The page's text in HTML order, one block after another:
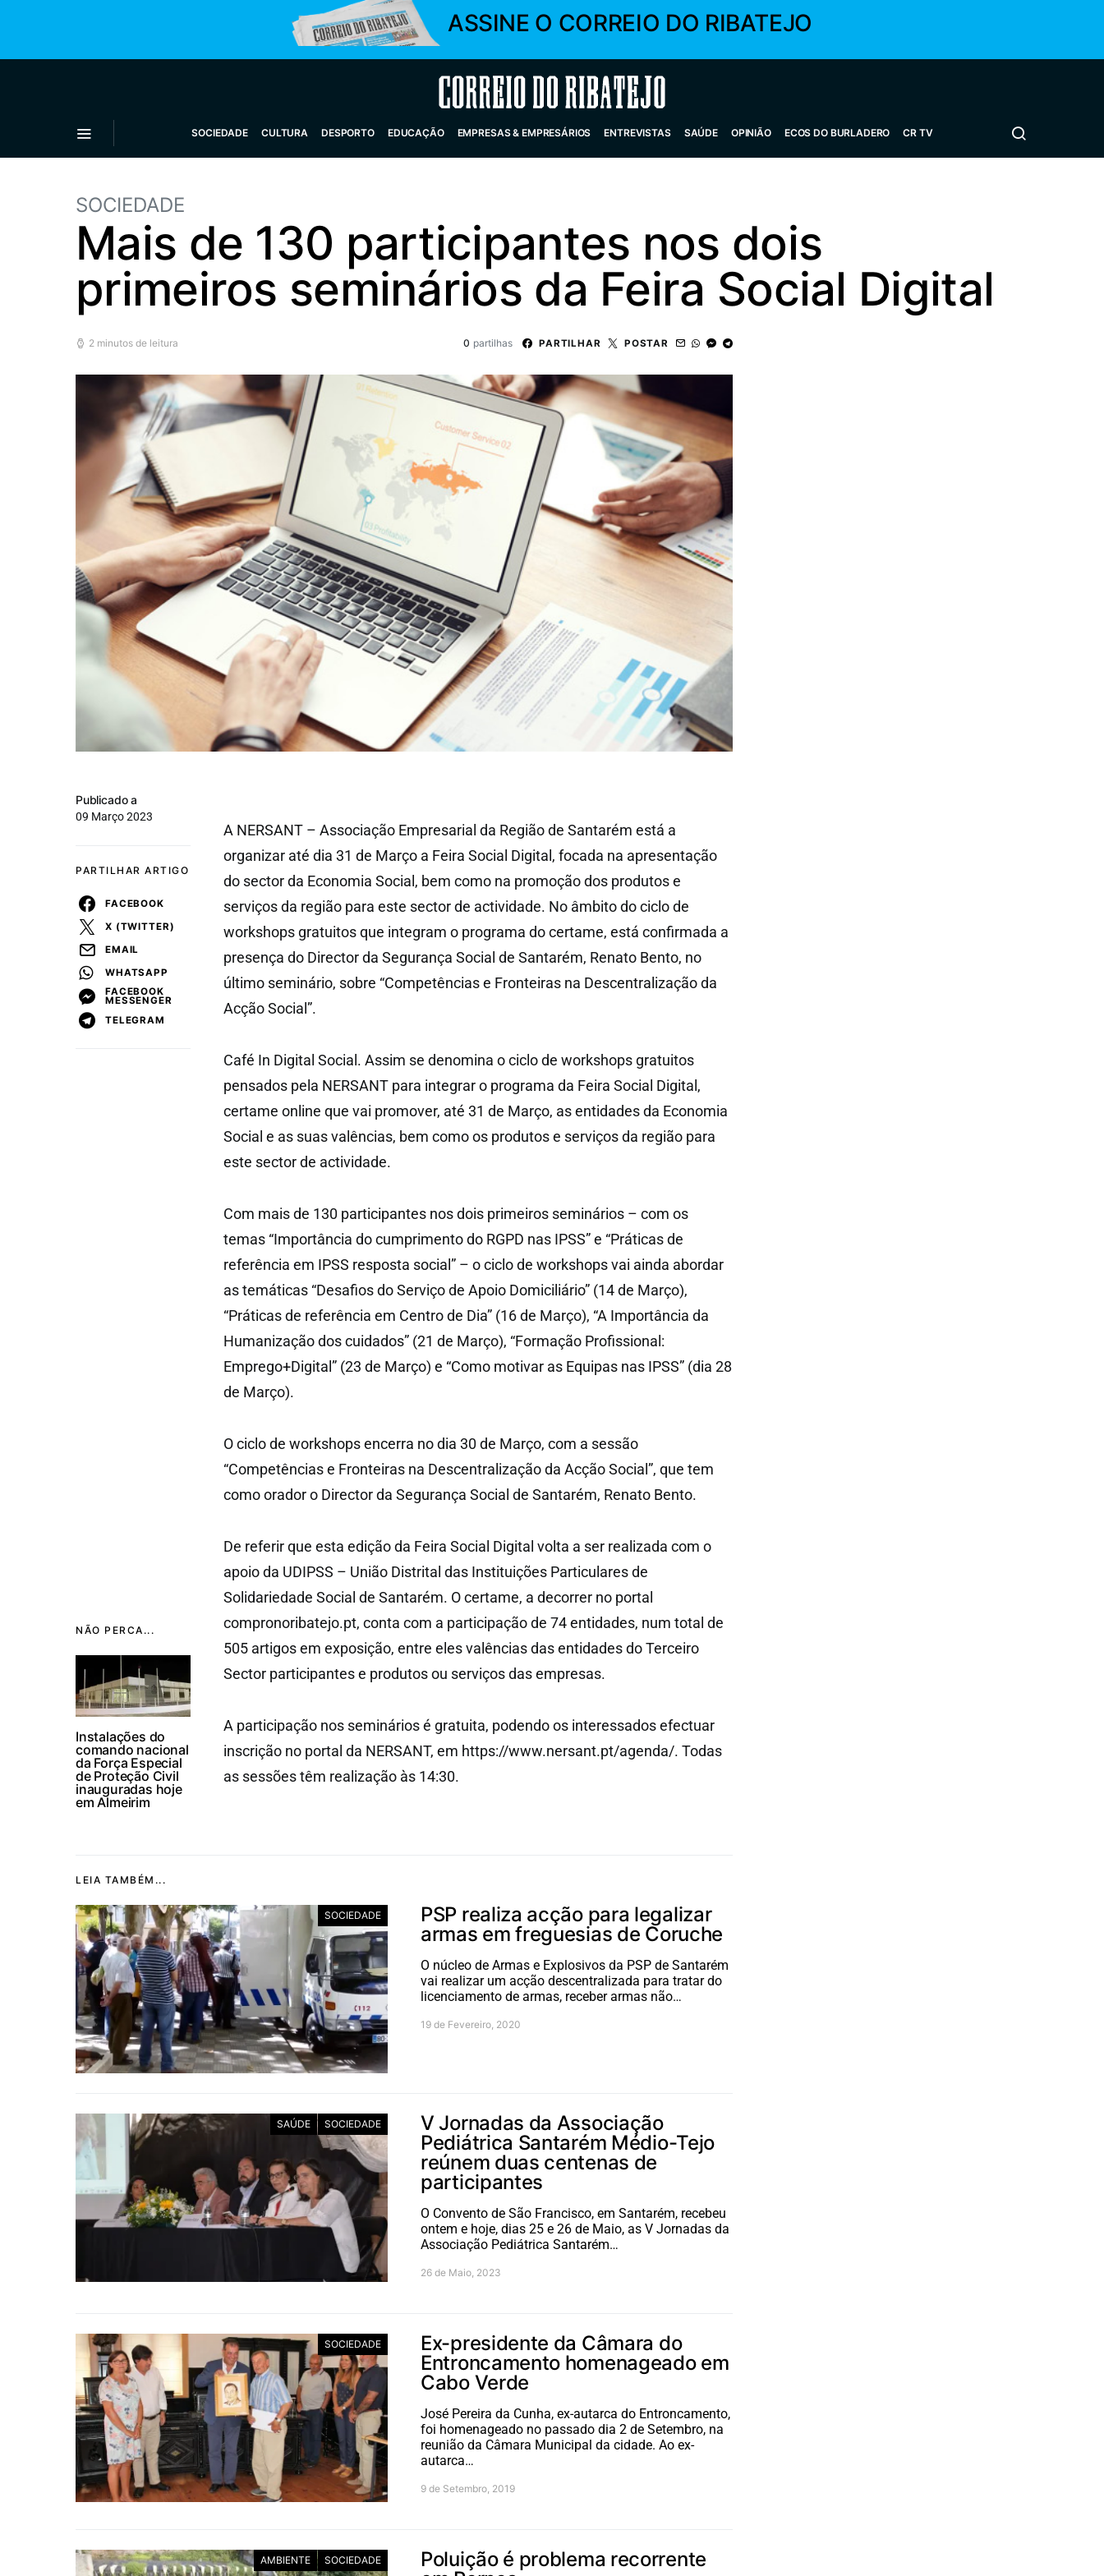
ASSINE O CORREIO DO RIBATEJO
Correio do Ribatejo
SOCIEDADE CULTURA DESPORTO EDUCAÇÃO EMPRESAS & EMPRESÁRIOS ENTREVISTAS SAÚDE OPINIÃO ECOS DO BURLADERO CR TV
SOCIEDADE
Mais de 130 participantes nos dois
primeiros seminários da Feira Social Digital
2 minutos de leitura 0 partilhas PARTILHAR POSTAR
NÃO PERCA...
Instalações do
comando nacional
da Força Especial
de Proteção Civil
inauguradas hoje
em Almeirim
Publicado a
09 Março 2023
PARTILHAR ARTIGO
FACEBOOK
X (TWITTER)
EMAIL
WHATSAPP
FACEBOOK
MESSENGER
TELEGRAM
A NERSANT – Associação Empresarial da Região de Santarém está a
organizar até dia 31 de Março a Feira Social Digital, focada na apresentação
do sector da Economia Social, bem como na promoção dos produtos e
serviços da região para este sector de actividade. No âmbito do ciclo de
workshops gratuitos que integram o programa do certame, está confirmada a
presença do Director da Segurança Social de Santarém, Renato Bento, no
último seminário, sobre “Competências e Fronteiras na Descentralização da
Acção Social”.
Café In Digital Social. Assim se denomina o ciclo de workshops gratuitos
pensados pela NERSANT para integrar o programa da Feira Social Digital,
certame online que vai promover, até 31 de Março, as entidades da Economia
Social e as suas valências, bem como os produtos e serviços da região para
este sector de actividade.
Com mais de 130 participantes nos dois primeiros seminários – com os
temas “Importância do cumprimento do RGPD nas IPSS” e “Práticas de
referência em IPSS resposta social” – o ciclo de workshops vai ainda abordar
as temáticas “Desafios do Serviço de Apoio Domiciliário” (14 de Março),
“Práticas de referência em Centro de Dia” (16 de Março), “A Importância da
Humanização dos cuidados” (21 de Março), “Formação Profissional:
Emprego+Digital” (23 de Março) e “Como motivar as Equipas nas IPSS” (dia 28
de Março).
O ciclo de workshops encerra no dia 30 de Março, com a sessão
“Competências e Fronteiras na Descentralização da Acção Social”, que tem
como orador o Director da Segurança Social de Santarém, Renato Bento.
De referir que esta edição da Feira Social Digital volta a ser realizada com o
apoio da UDIPSS – União Distrital das Instituições Particulares de
Solidariedade Social de Santarém. O certame, a decorrer no portal
compronoribatejo.pt, conta com a participação de 74 entidades, num total de
505 artigos em exposição, entre eles valências das entidades do Terceiro
Sector participantes e produtos ou serviços das empresas.
A participação nos seminários é gratuita, podendo os interessados efectuar
inscrição no portal da NERSANT, em https://www.nersant.pt/agenda/. Todas
as sessões têm realização às 14:30.
LEIA TAMBÉM...
SOCIEDADE
PSP realiza acção para legalizar
armas em freguesias de Coruche
O núcleo de Armas e Explosivos da PSP de Santarém
vai realizar um acção descentralizada para tratar do
licenciamento de armas, receber armas não…
19 de Fevereiro, 2020
SAÚDE SOCIEDADE
V Jornadas da Associação
Pediátrica Santarém Médio-Tejo
reúnem duas centenas de
participantes
O Convento de São Francisco, em Santarém, recebeu
ontem e hoje, dias 25 e 26 de Maio, as V Jornadas da
Associação Pediátrica Santarém…
26 de Maio, 2023
SOCIEDADE
Ex-presidente da Câmara do
Entroncamento homenageado em
Cabo Verde
José Pereira da Cunha, ex-autarca do Entroncamento,
foi homenageado no passado dia 2 de Setembro, na
reunião da Câmara Municipal da cidade. Ao ex-
autarca…
9 de Setembro, 2019
AMBIENTE SOCIEDADE
Poluição é problema recorrente